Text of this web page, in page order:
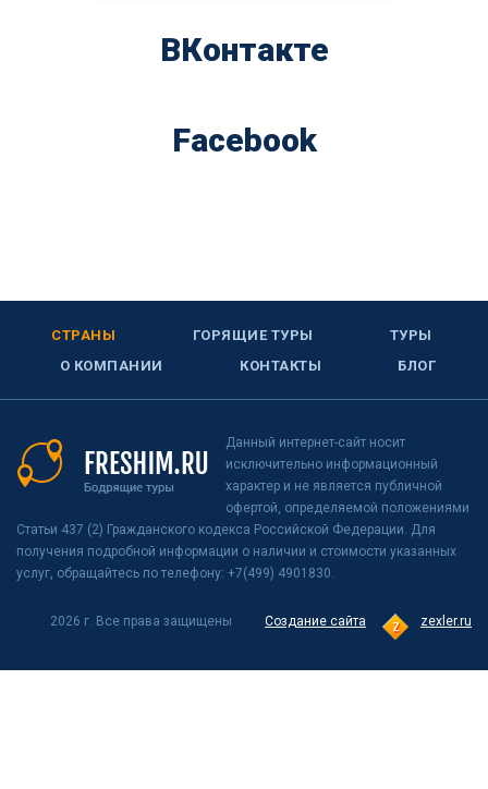
ВКонтакте
Facebook
СТРАНЫ ГОРЯЩИЕ ТУРЫ
ТУРЫ
О КОМПАНИИ
КОНТАКТЫ БЛОГ
Данный интернет-сайт носит
исключительно информационный
характер и не является публичной
офертой, определяемой положениями
Статьи 437 (2) Гражданского кодекса Российской Федерации. Для
получения подробной информации о наличии и стоимости указанных
услуг, обращайтесь по телефону: +7(499) 4901830.
Создание сайта zexler.ru
2026 г. Все права защищены